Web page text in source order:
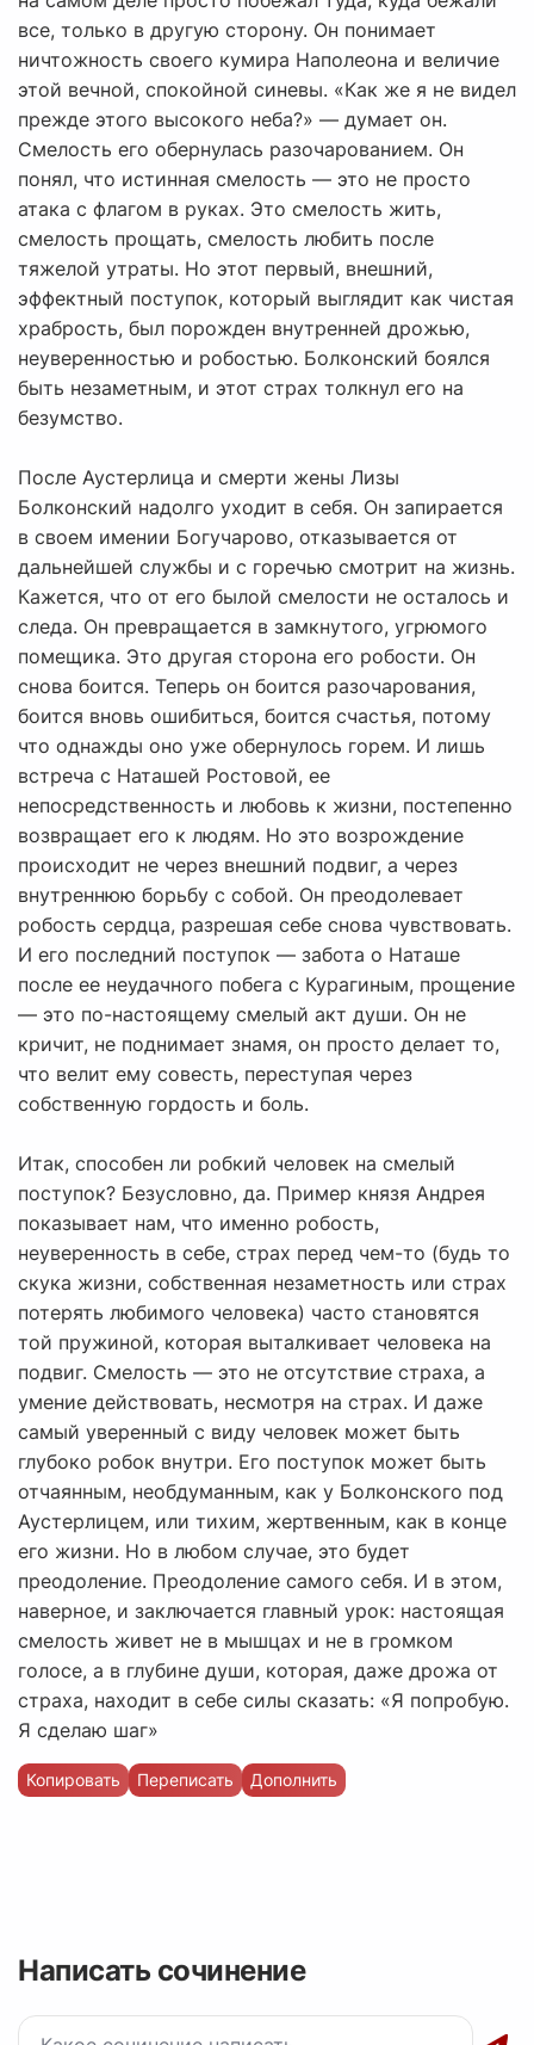
все, только в другую сторону. Он понимает
ничтожность своего кумира Наполеона и величие
этой вечной, спокойной синевы. «Как же я не видел
прежде этого высокого неба?» — думает он.
Смелость его обернулась разочарованием. Он
понял, что истинная смелость — это не просто
атака с флагом в руках. Это смелость жить,
смелость прощать, смелость любить после
тяжелой утраты. Но этот первый, внешний,
эффектный поступок, который выглядит как чистая
храбрость, был порожден внутренней дрожью,
неуверенностью и робостью. Болконский боялся
быть незаметным, и этот страх толкнул его на
безумство.
После Аустерлица и смерти жены Лизы
Болконский надолго уходит в себя. Он запирается
в своем имении Богучарово, отказывается от
дальнейшей службы и с горечью смотрит на жизнь.
Кажется, что от его былой смелости не осталось и
следа. Он превращается в замкнутого, угрюмого
помещика. Это другая сторона его робости. Он
снова боится. Теперь он боится разочарования,
боится вновь ошибиться, боится счастья, потому
что однажды оно уже обернулось горем. И лишь
встреча с Наташей Ростовой, ее
непосредственность и любовь к жизни, постепенно
возвращает его к людям. Но это возрождение
происходит не через внешний подвиг, а через
внутреннюю борьбу с собой. Он преодолевает
робость сердца, разрешая себе снова чувствовать.
И его последний поступок — забота о Наташе
после ее неудачного побега с Курагиным, прощение
— это по-настоящему смелый акт души. Он не
кричит, не поднимает знамя, он просто делает то,
что велит ему совесть, переступая через
собственную гордость и боль.
Итак, способен ли робкий человек на смелый
поступок? Безусловно, да. Пример князя Андрея
показывает нам, что именно робость,
неуверенность в себе, страх перед чем-то (будь то
скука жизни, собственная незаметность или страх
потерять любимого человека) часто становятся
той пружиной, которая выталкивает человека на
подвиг. Смелость — это не отсутствие страха, а
умение действовать, несмотря на страх. И даже
самый уверенный с виду человек может быть
глубоко робок внутри. Его поступок может быть
отчаянным, необдуманным, как у Болконского под
Аустерлицем, или тихим, жертвенным, как в конце
его жизни. Но в любом случае, это будет
преодоление. Преодоление самого себя. И в этом,
наверное, и заключается главный урок: настоящая
смелость живет не в мышцах и не в громком
голосе, а в глубине души, которая, даже дрожа от
страха, находит в себе силы сказать: «Я попробую.
Я сделаю шаг»
Копировать Переписать Дополнить
Написать сочинение